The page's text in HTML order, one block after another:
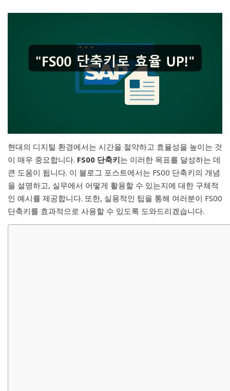
현대의 디지털 환경에서는 시간을 절약하고 효율성을 높이는 것
이 매우 중요합니다. FS00 단축키는 이러한 목표를 달성하는 데
큰 도움이 됩니다. 이 블로그 포스트에서는 FS00 단축키의 개념
을 설명하고, 실무에서 어떻게 활용할 수 있는지에 대한 구체적
인 예시를 제공합니다. 또한, 실용적인 팁을 통해 여러분이 FS00
단축키를 효과적으로 사용할 수 있도록 도와드리겠습니다.